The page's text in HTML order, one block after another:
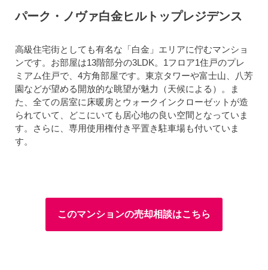
パーク・ノヴァ白金ヒルトップレジデンス
高級住宅街としても有名な「白金」エリアに佇むマンショ
ンです。お部屋は13階部分の3LDK。1フロア1住戸のプレ
ミアム住戸で、4方角部屋です。東京タワーや富士山、八芳
園などが望める開放的な眺望が魅力（天候による）。ま
た、全ての居室に床暖房とウォークインクローゼットが造
られていて、どこにいても居心地の良い空間となっていま
す。さらに、専用使用権付き平置き駐車場も付いていま
す。
このマンションの売却相談はこちら